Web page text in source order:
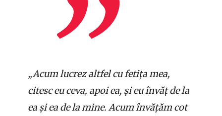
„Acum lucrez altfel cu fetița mea,
citesc eu ceva, apoi ea, și eu învăț de la
ea și ea de la mine. Acum învățăm cot